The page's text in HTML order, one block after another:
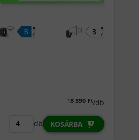
14 490 Ft/db
db KOSÁRBA